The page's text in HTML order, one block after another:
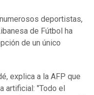
deportistas,
de Fútbol ha
de un único
explica a la AFP que
artificial: "Todo el